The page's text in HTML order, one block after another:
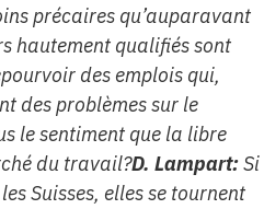
précaires qu’auparavant
hautement qualifiés sont
des emplois qui,
des problèmes sur le
le sentiment que la libre
du travail?D. Lampart:Si
Suisses, elles se tournent